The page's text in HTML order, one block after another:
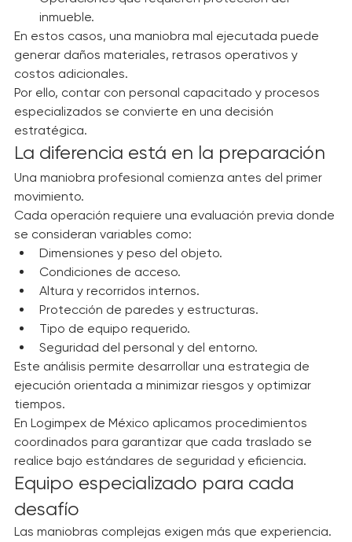
Operaciones que requieren protección del
inmueble.
En estos casos, una maniobra mal ejecutada puede
generar daños materiales, retrasos operativos y
costos adicionales.
Por ello, contar con personal capacitado y procesos
especializados se convierte en una decisión
estratégica.
La diferencia está en la preparación
Una maniobra profesional comienza antes del primer
movimiento.
Cada operación requiere una evaluación previa donde
se consideran variables como:
Dimensiones y peso del objeto.
Condiciones de acceso.
Altura y recorridos internos.
Protección de paredes y estructuras.
Tipo de equipo requerido.
Seguridad del personal y del entorno.
Este análisis permite desarrollar una estrategia de
ejecución orientada a minimizar riesgos y optimizar
tiempos.
En Logimpex de México aplicamos procedimientos
coordinados para garantizar que cada traslado se
realice bajo estándares de seguridad y eficiencia.
Equipo especializado para cada
desafío